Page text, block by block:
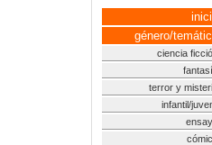
género/
ciencia
terror y
infantil/